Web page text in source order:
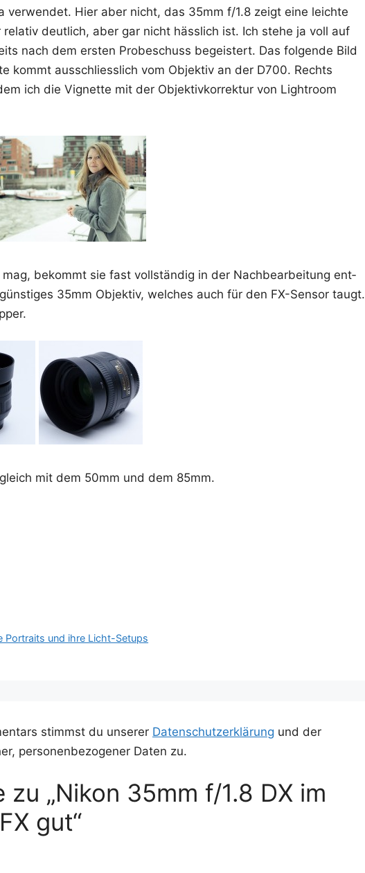
ver­wen­det. Hier aber nicht, das 35mm f/1.8 zeigt eine leich­te
deut­lich, aber gar nicht häss­lich ist. Ich ste­he ja voll auf
nach dem ers­ten Pro­be­schuss begeis­tert. Das fol­gen­de Bild
kommt aus­schliess­lich vom Objek­tiv an der D700. Rechts
ich die Vignet­te mit der Objek­tiv­kor­rek­tur von Ligh­t­room
bekommt sie fast voll­stän­dig in der Nach­be­ar­bei­tung ent­
35mm Objek­tiv, wel­ches auch für den FX-Sen­sor taugt.
mit dem 50mm und dem 85mm.
Portraits und ihre Licht-Setups
stimmst du unserer Datenschutzerklärung und der
personenbezogener Daten zu.
„Nikon 35mm f/1.8 DX im
gut“